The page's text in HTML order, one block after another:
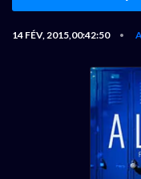
14 FÉV, 2015,00:42:50 •